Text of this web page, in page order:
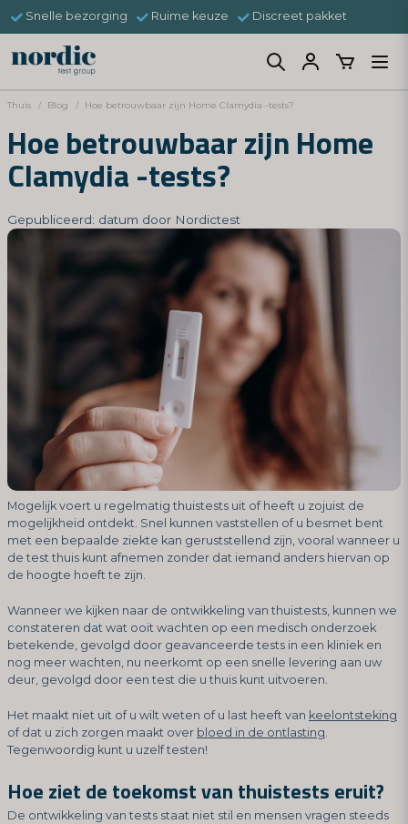
Snelle bezorging Ruime keuze Discreet pakket
Thuis Blog Hoe betrouwbaar zijn Home Clamydia -tests?
Hoe betrouwbaar zijn Home
Clamydia -tests?
Gepubliceerd: datum door Nordictest
Mogelijk voert u regelmatig thuistests uit of heeft u zojuist de
mogelijkheid ontdekt. Snel kunnen vaststellen of u besmet bent
met een bepaalde ziekte kan geruststellend zijn, vooral wanneer u
de test thuis kunt afnemen zonder dat iemand anders hiervan op
de hoogte hoeft te zijn.
Wanneer we kijken naar de ontwikkeling van thuistests, kunnen we
constateren dat wat ooit wachten op een medisch onderzoek
betekende, gevolgd door geavanceerde tests in een kliniek en
nog meer wachten, nu neerkomt op een snelle levering aan uw
deur, gevolgd door een test die u thuis kunt uitvoeren.
Het maakt niet uit of u wilt weten of u last heeft van keelontsteking
of dat u zich zorgen maakt over bloed in de ontlasting.
Tegenwoordig kunt u uzelf testen!
Hoe ziet de toekomst van thuistests eruit?
De ontwikkeling van tests staat niet stil en mensen vragen steeds